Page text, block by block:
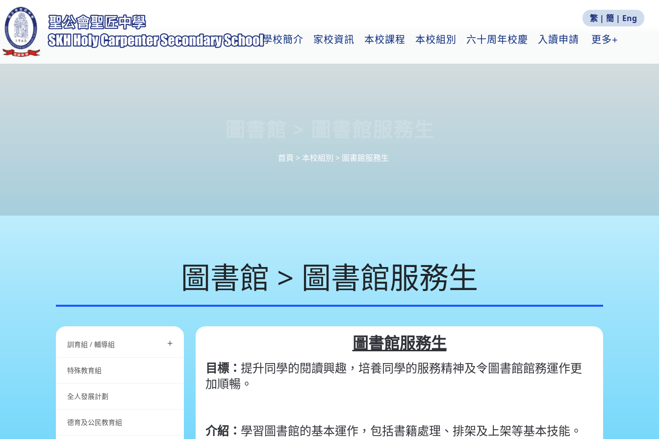
繁 | 簡 | Eng
學校簡介
家校資訊 本校課程 本校組別 六十周年校慶 入讀申請 更多+
首頁 > 本校組別 > 圖書館服務生
圖書館 > 圖書館服務生
訓育組 / 輔導組 +
特殊教育組
全人發展計劃
德育及公民教育組
圖書館服務生
目標： 提升同學的閱讀興趣，培養同學的服務精神及令圖書館館務運作更
加順暢。
介紹： 學習圖書館的基本運作，包括書籍處理、排架及上架等基本技能。